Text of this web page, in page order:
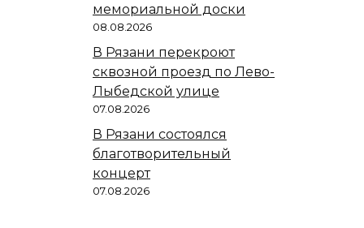
мемориальной доски
08.08.2026
В Рязани перекроют
сквозной проезд по Лево-
Лыбедской улице
07.08.2026
В Рязани состоялся
благотворительный
концерт
07.08.2026